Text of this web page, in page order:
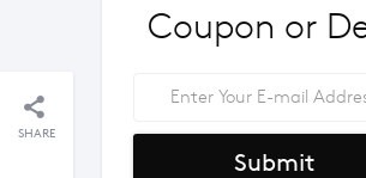
SHARE
Coupon or
Submit